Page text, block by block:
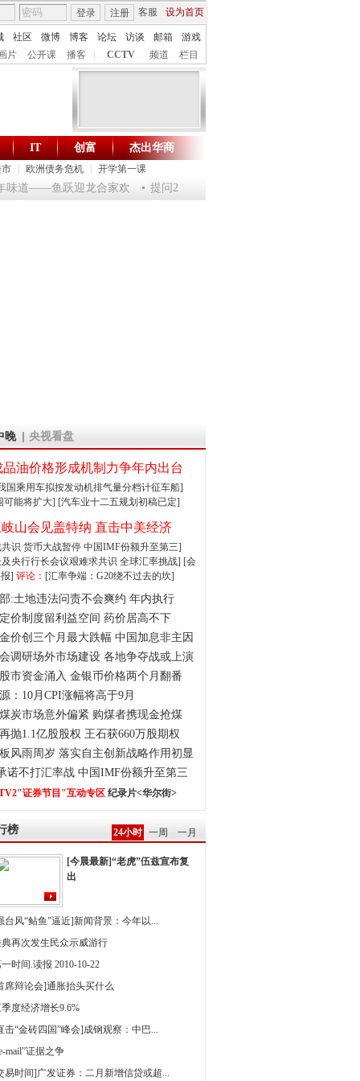
客服 设为首页
登录 注册
社区 微博 博客 论坛 访谈 邮箱
游戏
片 公开课 播客 CCTV 频道 栏目
财智生活 一键通达
市 欧洲债务危机 开学第一课
IT 创富 杰出华商
道——鱼跃迎龙合家欢 提问2012：机遇与悬念共存
晚 央视看盘
品油价格形成机制力争年内出台
国乘用车拟按发动机排气量分档计征车船]
可能将扩大] [汽车业十二五规划初稿已定]
岐山会见盖特纳 直击中美经济
共识 货币大战暂停 中国IMF份额升至第三]
及央行行长会议艰难求共识 全球汇率挑战] [会
] 评论： [汇率争端：G20绕不过去的坎]
:土地违法问责不会爽约 年内执行
价制度留利益空间 药价居高不下
价创三个月最大跌幅 中国加息非主因
调研场外市场建设 各地争夺战或上演
市资金涌入 金银币价格两个月翻番
：10月CPI涨幅将高于9月
炭市场意外偏紧 购煤者携现金抢煤
抛1.1亿股股权 王石获660万股期权
风雨周岁 落实自主创新战略作用初显
诺不打汇率战 中国IMF份额升至第三
证券节目"互动专区 纪录片<华尔街>
榜 24小时 一周 一月
[今晨最新]“老虎”伍兹宣布复
出
台风“鲇鱼”逼近]新闻背景：今年以...
再次发生民众示威游行
时间.读报 2010-10-22
席辩论会]通胀抬头买什么
度经济增长9.6%
击“金砖四国”峰会]成钢观察：中巴...
mail”证据之争
易时间]广发证券：二月新增信贷或超...